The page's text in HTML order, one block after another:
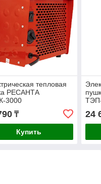
тепловая
РЕСАНТА
3000
₸
Купить
24